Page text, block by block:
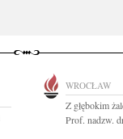
WROCŁAW
Z głębokim
Prof. nadzw.